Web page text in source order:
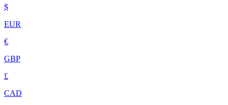
$
EUR
€
GBP
£
CAD